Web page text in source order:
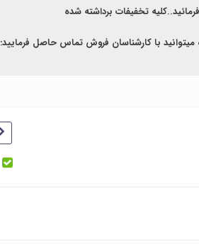
تخفیفات برداشته شده
با کارشناسان فروش تماس حاصل فرمایید: